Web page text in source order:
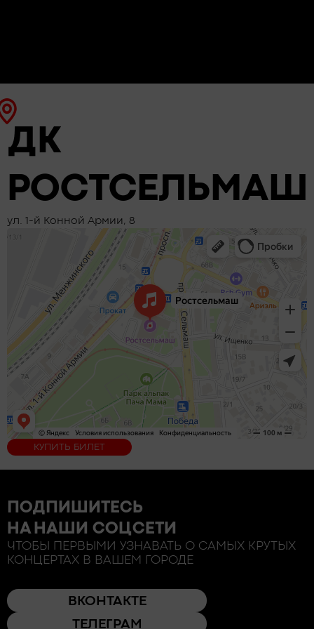
ДК
РОСТСЕЛЬМАШ
ул. 1-й Конной Армии, 8
КУПИТЬ БИЛЕТ
ПОДПИШИТЕСЬ
НА НАШИ СОЦСЕТИ
ЧТОБЫ ПЕРВЫМИ УЗНАВАТЬ О САМЫХ КРУТЫХ
КОНЦЕРТАХ В ВАШЕМ ГОРОДЕ
ВКОНТАКТЕ
ТЕЛЕГРАМ